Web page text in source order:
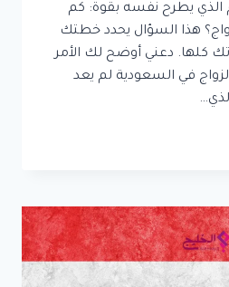
الذي يطرح نفسه بقوة: كم
هذا السؤال يحدد خطتك
كلها. دعني أوضح لك الأمر
في السعودية لم يعد